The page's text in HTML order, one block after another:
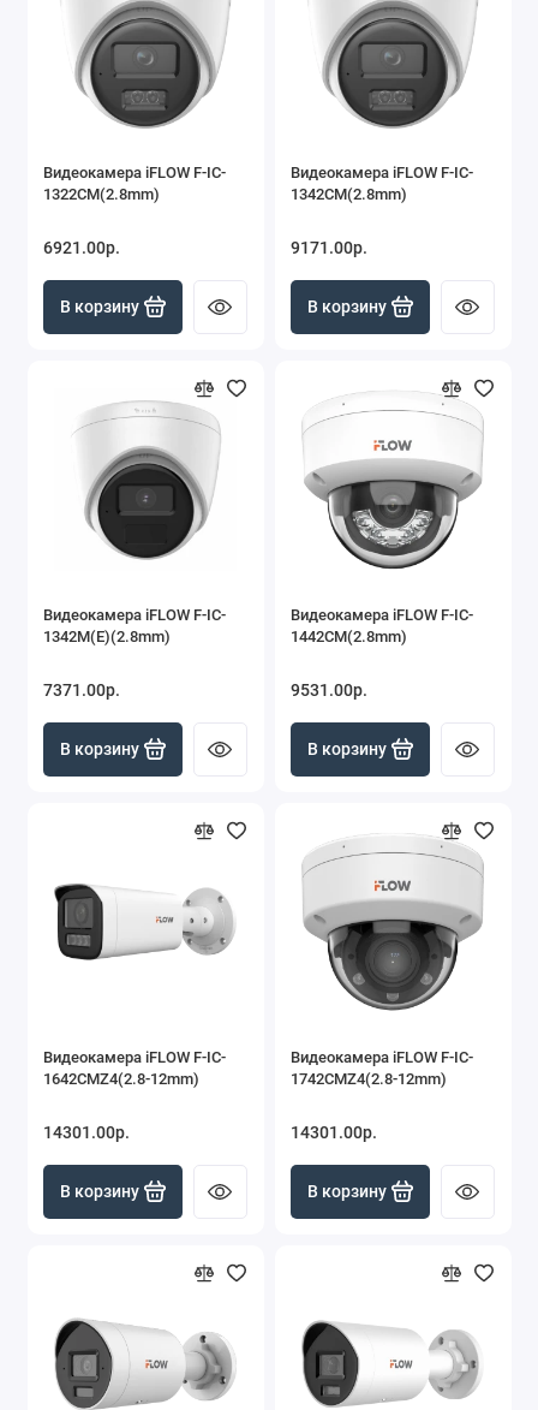
Видеокамера iFLOW F-IC-
1322CM(2.8mm)
6921.00р.
В корзину
Видеокамера iFLOW F-IC-
1342CM(2.8mm)
9171.00р.
В корзину
Видеокамера iFLOW F-IC-
1342M(E)(2.8mm)
7371.00р.
В корзину
Видеокамера iFLOW F-IC-
1442CM(2.8mm)
9531.00р.
В корзину
Видеокамера iFLOW F-IC-
1642CMZ4(2.8-12mm)
14301.00р.
В корзину
Видеокамера iFLOW F-IC-
1742CMZ4(2.8-12mm)
14301.00р.
В корзину